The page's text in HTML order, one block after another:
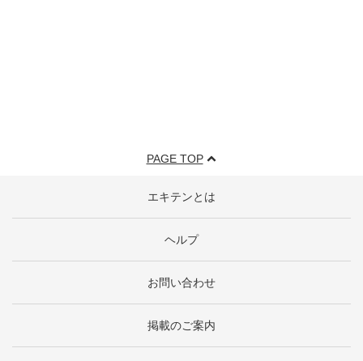
PAGE TOP
エキテンとは
ヘルプ
お問い合わせ
掲載のご案内